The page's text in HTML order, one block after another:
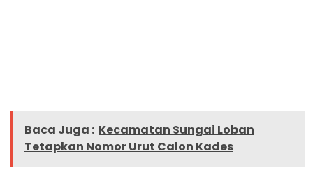
Baca Juga : Kecamatan Sungai Loban
Tetapkan Nomor Urut Calon Kades